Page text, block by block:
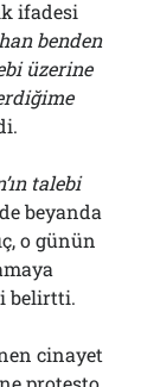
ifadesi
benden
üzerine
talebi
beyanda
o günün
belirtti.
cinayet